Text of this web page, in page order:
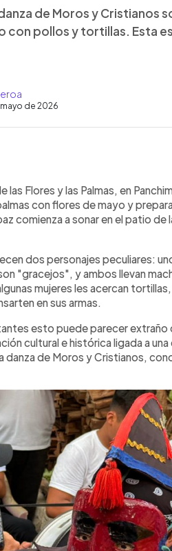
de Moros y Cristianos
con pollos y tortillas. Esta
de 2026
de las Flores y las Palmas en
de Moros y Cristianos,
bailando con pollos,
Aunque muchos creen que
es hacer reír e interactuar
de Moros y Cristianos,
heredada de España hace más
entre cristianos y
las Flores y las Palmas, en
con flores de mayo y
comienza a sonar en el patio
dos personajes peculiares:
"gracejos", y ambos llevan
mujeres les acercan
en sus armas.
esto puede parecer
cultural e histórica ligada a
danza de Moros y Cristianos,